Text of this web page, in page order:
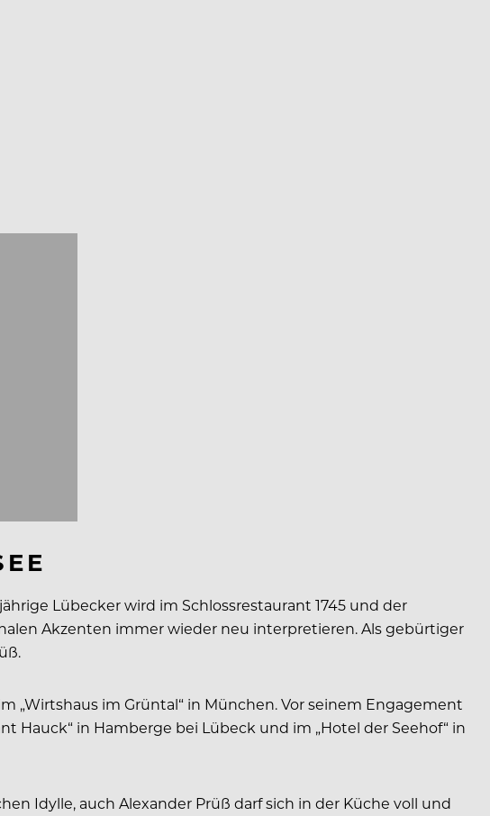
Lübecker wird im Schlossrestaurant 1745 und der
Akzenten immer wieder neu interpretieren. Als gebürtiger
„Wirtshaus im Grüntal“ in München. Vor seinem Engagement
Hauck“ in Hamberge bei Lübeck und im „Hotel der Seehof“ in
Idylle, auch Alexander Prüß darf sich in der Küche voll und